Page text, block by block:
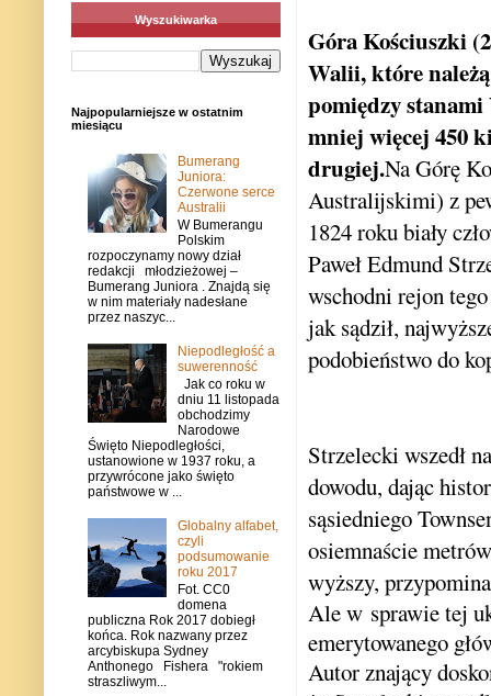
Góra Kościuszki
Walii, które
pomiędzy stanami
mniej więcej 450
drugiej.Na Górę
Australijskimi) z
1824 roku biały
Paweł Edmund
wschodni rejon
jak sądził,
podobieństwo do
Strzelecki wszedł
dowodu, dając
sąsiedniego
osiemnaście
wyższy,
Ale w sprawie tej
emerytowanego
Autor znający
Wyszukiwarka
Najpopularniejsze w ostatnim
miesiącu
Bumerang
Juniora:
Czerwone serce
Australii
W Bumerangu
Polskim
rozpoczynamy nowy dział
redakcji młodzieżowej –
Bumerang Juniora . Znajdą się
w nim materiały nadesłane
przez naszyc...
Niepodległość a
suwerenność
Jak co roku w
dniu 11 listopada
obchodzimy
Narodowe
Święto Niepodległości,
ustanowione w 1937 roku, a
przywrócone jako święto
państwowe w ...
Globalny alfabet,
czyli
podsumowanie
roku 2017
Fot. CC0
domena
publiczna Rok 2017 dobiegł
końca. Rok nazwany przez
arcybiskupa Sydney
Anthonego Fishera "rokiem
straszliwym...